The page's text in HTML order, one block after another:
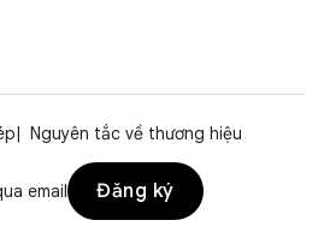
Nguyên tắc về thương hiệu
email
Đăng ký